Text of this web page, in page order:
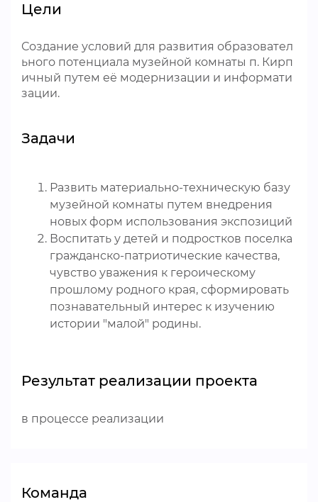
Цели
Создание условий для развития образовател
ьного потенциала музейной комнаты п. Кирп
ичный путем её модернизации и информати
зации.
Задачи
Развить материально-техническую базу
музейной комнаты путем внедрения
новых форм использования экспозиций
Воспитать у детей и подростков поселка
гражданско-патриотические качества,
чувство уважения к героическому
прошлому родного края, сформировать
познавательный интерес к изучению
истории "малой" родины.
Результат реализации проекта
в процессе реализации
Команда